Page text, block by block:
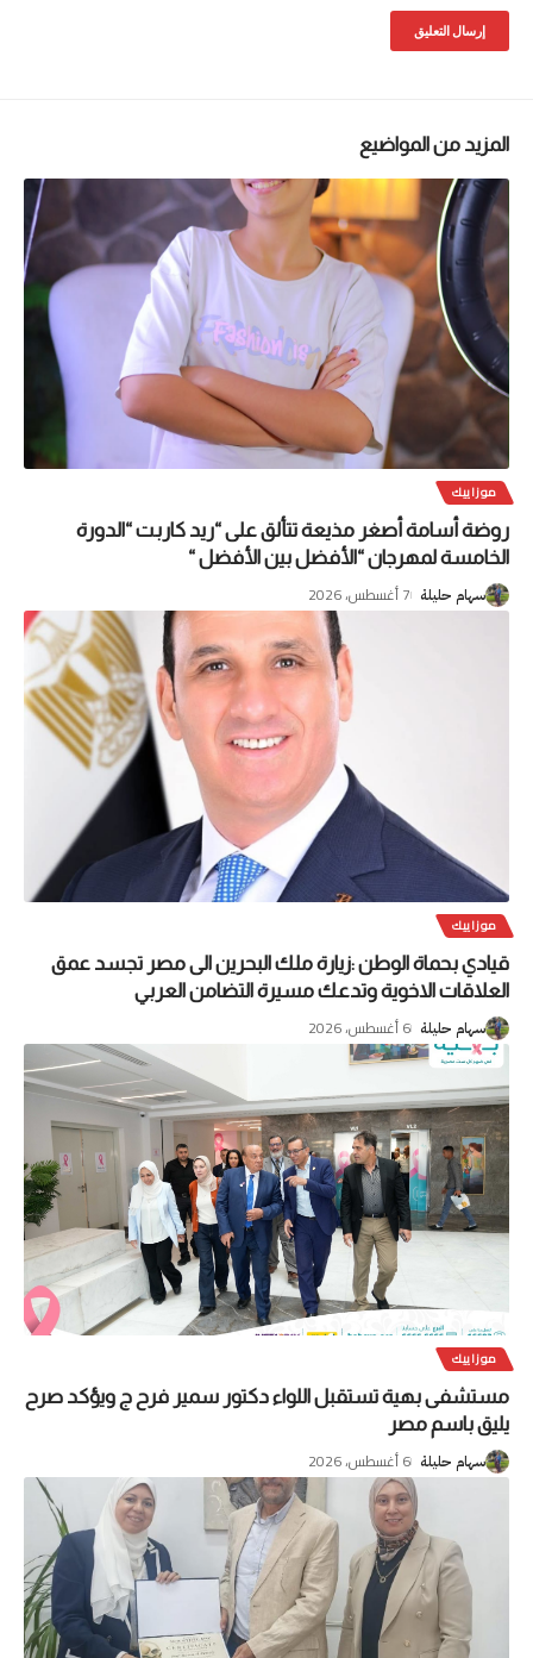
المزيد من المواضيع
موزاييك
روضة أسامة أصغر مذيعة تتألق على “ريد كاربت “الدورة
الخامسة لمهرجان “الأفضل بين الأفضل “
سهام حليلة 7 أغسطس، 2026
موزاييك
قيادي بحماة الوطن :زيارة ملك البحرين الى مصر تجسد عمق
العلاقات الاخوية وتدعك مسيرة التضامن العربي
سهام حليلة 6 أغسطس، 2026
موزاييك
مستشفى بهية تستقبل اللواء دكتور سمير فرح ج ويؤكد صرح
يليق باسم مصر
سهام حليلة 6 أغسطس، 2026